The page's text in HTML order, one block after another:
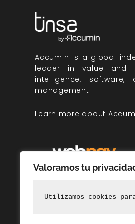
Valoramos tu
Utilizamos cookies
Accumin is a global
leader in value and
intelligence, software,
management.
Learn more about